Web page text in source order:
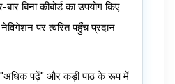
बार बिना कीबोर्ड का उपयोग किए
पर त्वरित पहुँच प्रदान
"अधिक पढ़ें" और कड़ी पाठ के रूप में